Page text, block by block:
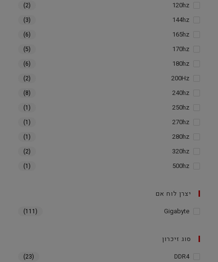
120hz
(2)
144hz
(3)
165hz
(6)
170hz
(5)
180hz
(6)
200Hz
(2)
240hz
(8)
250hz
(1)
270hz
(1)
280hz
(1)
320hz
(2)
500hz
(1)
יצרן לוח אם
Gigabyte
(111)
סוג זיכרון
DDR4
(23)